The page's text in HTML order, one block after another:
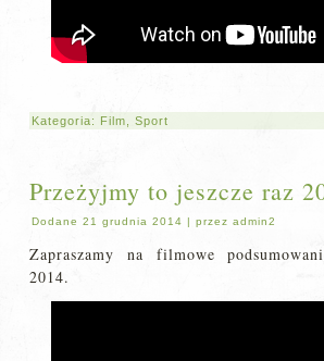
Kategoria: Film ,Sport
Przeżyjmy to jeszcze raz
Dodane 21 grudnia 2014 |przez admin2
Zapraszamy na filmowe
2014.